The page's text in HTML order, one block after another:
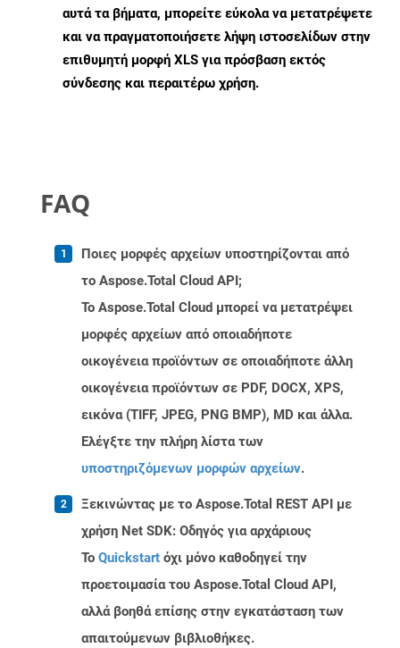
αυτά τα βήματα, μπορείτε εύκολα να μετατρέψετε
και να πραγματοποιήσετε λήψη ιστοσελίδων στην
επιθυμητή μορφή XLS για πρόσβαση εκτός
σύνδεσης και περαιτέρω χρήση.
FAQ
Ποιες μορφές αρχείων υποστηρίζονται από
το Aspose.Total Cloud API;
Το Aspose.Total Cloud μπορεί να μετατρέψει
μορφές αρχείων από οποιαδήποτε
οικογένεια προϊόντων σε οποιαδήποτε άλλη
οικογένεια προϊόντων σε PDF, DOCX, XPS,
εικόνα (TIFF, JPEG, PNG BMP), MD και άλλα.
Ελέγξτε την πλήρη λίστα των
υποστηριζόμενων μορφών αρχείων.
Ξεκινώντας με το Aspose.Total REST API με
χρήση Net SDK: Οδηγός για αρχάριους
Το Quickstart όχι μόνο καθοδηγεί την
προετοιμασία του Aspose.Total Cloud API,
αλλά βοηθά επίσης στην εγκατάσταση των
απαιτούμενων βιβλιοθήκες.